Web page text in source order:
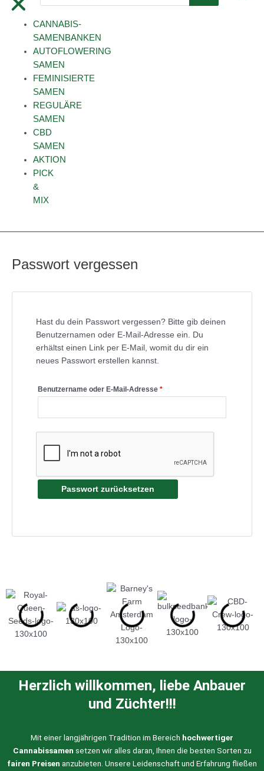
CANNABIS-
SAMENBANKEN
AUTOFLOWERING
SAMEN
FEMINISIERTE
SAMEN
REGULÄRE
SAMEN
CBD
SAMEN
AKTION
PICK
&
MIX
Passwort vergessen
Hast du dein Passwort vergessen? Bitte gib deinen
Benutzernamen oder E-Mail-Adresse ein. Du
erhältst einen Link per E-Mail, womit du dir ein
neues Passwort erstellen kannst.
Benutzername oder E-Mail-Adresse *
Passwort zurücksetzen
Herzlich willkommen, liebe Anbauer
und Züchter!!!
Mit einer langjährigen Tradition im Bereich hochwertiger
Cannabissamen setzen wir alles daran, Ihnen die besten Sorten zu
fairen Preisen anzubieten. Unsere Leidenschaft und Erfahrung fließen